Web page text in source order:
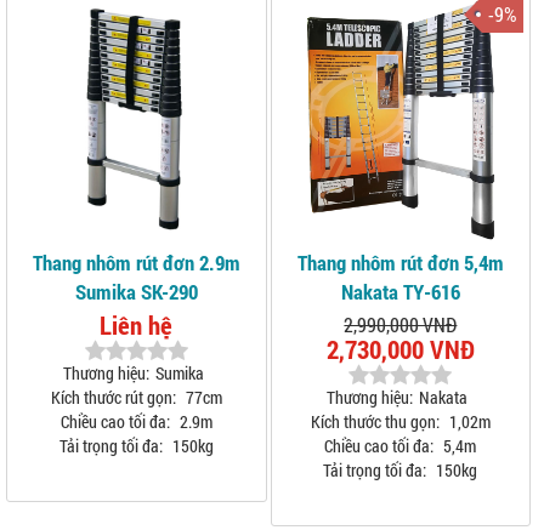
Thang nhôm rút đơn 2.9m
Sumika SK-290
Liên hệ
Thương hiệu: Sumika
Kích thước rút gọn: 77cm
Chiều cao tối đa: 2.9m
Tải trọng tối đa: 150kg
-9%
Thang nhôm rút đơn 5,4m
Nakata TY-616
2,990,000 VNĐ
2,730,000 VNĐ
Thương hiệu: Nakata
Kích thước thu gọn: 1,02m
Chiều cao tối đa: 5,4m
Tải trọng tối đa: 150kg